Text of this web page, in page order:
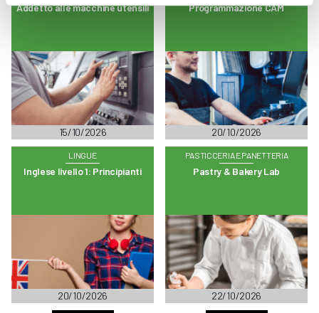
Addetto alle macchine utensili
15/10/2026
Programmazione CAM
20/10/2026
LINGUE
Inglese livello 1: Principianti
20/10/2026
PASTICCERIA E PANETTERIA
Pastry & Bakery Lab
22/10/2026